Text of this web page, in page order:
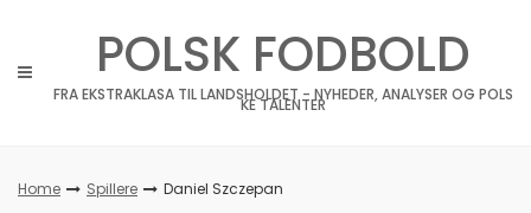
POLSK FODBOLD
FRA EKSTRAKLASA TIL LANDSHOLDET - NYHEDER, ANALYSER OG POLS
KE TALENTER
Home Spillere Daniel Szczepan